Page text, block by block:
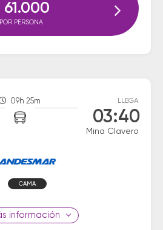
61.000
POR PERSONA
09h 25m LLEGA
03:40
Mina Clavero
CAMA
información